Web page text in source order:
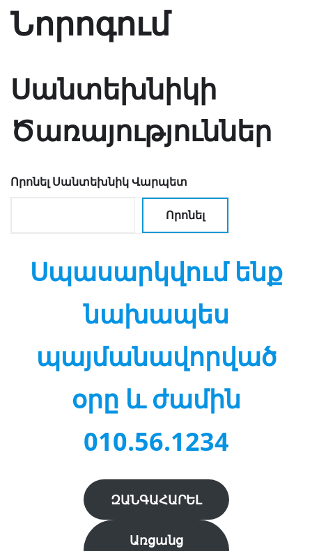
Նորոգում
Սանտեխնիկի
Ծառայություններ
Որոնել Սանտեխնիկ Վարպետ
Որոնել
Սպասարկվում ենք
նախապես
պայմանավորված
օրը և ժամին
010.56.1234
ԶԱՆԳԱՀԱՐԵԼ
Առցանց